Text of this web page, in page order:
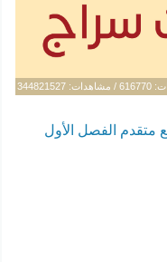
344821527
متقدم الفصل الأول